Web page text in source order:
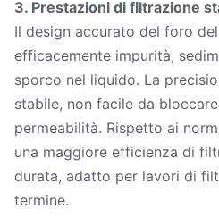
3. Prestazioni di filtrazione
Il design accurato del foro
efficacemente impurità,
sporco nel liquido. La
stabile, non facile da
permeabilità. Rispetto ai
una maggiore efficienza di
durata, adatto per lavori di
termine.